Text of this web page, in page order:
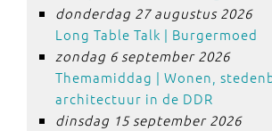
donderdag 27 augustus 2026
Long Table Talk | Burgermoed
zondag 6 september 2026
Themamiddag | Wonen,
architectuur in de DDR
dinsdag 15 september 2026